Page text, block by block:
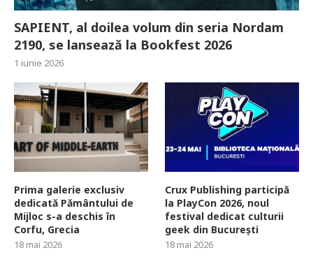
SAPIENT, al doilea volum din seria Nordam
2190, se lansează la Bookfest 2026
1 iunie 2026
Prima galerie exclusiv
dedicată Pământului de
Mijloc s-a deschis în
Corfu, Grecia
18 mai 2026
Crux Publishing participă
la PlayCon 2026, noul
festival dedicat culturii
geek din București
18 mai 2026